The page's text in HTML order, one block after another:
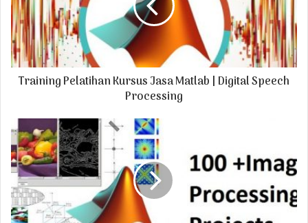
a
i
l
a
d
s
Training Pelatihan Kursus Jasa Matlab | Digital Speech
Processing